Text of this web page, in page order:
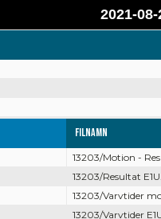
2021-
Filnamn
13203/Motion -
13203/Resultat
13203/Varvtider
13203/Varvtider